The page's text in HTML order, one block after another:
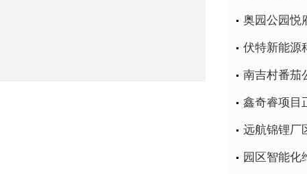
奥园公园悦
伏特新能源
南吉村番茄
鑫奇睿项目
远航锦锂厂
园区智能化